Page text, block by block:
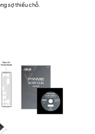
sợ thiếu chỗ.